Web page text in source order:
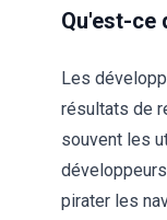
Qu'est-ce
Les
résultats de
souvent les
pirater les